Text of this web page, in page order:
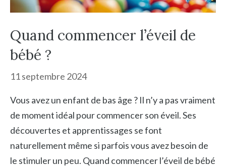
Quand commencer l’éveil de
bébé ?
11 septembre 2024
Vous avez un enfant de bas âge ? Il n’y a pas vraiment
de moment idéal pour commencer son éveil. Ses
découvertes et apprentissages se font
naturellement même si parfois vous avez besoin de
le stimuler un peu. Quand commencer l’éveil de bébé